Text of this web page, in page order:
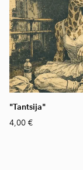
"Tantsija"
4,00 €